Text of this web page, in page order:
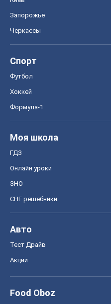
Запорожье
Черкассы
Спорт
Футбол
Хоккей
Формула-1
Моя школа
ГДЗ
Онлайн уроки
ЗНО
СНГ решебники
Авто
Тест Драйв
Акции
Food Oboz